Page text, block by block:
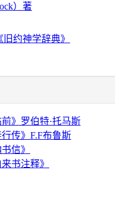
）著
约神学辞典》
》罗伯特·托马斯
传》F.F布鲁斯
信》
书注释》